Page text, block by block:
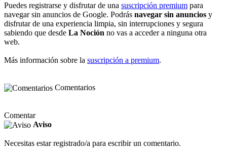
Puedes registrarse y disfrutar de una suscripción premium para
navegar sin anuncios de Google. Podrás navegar sin anuncios y
disfrutar de una experiencia limpia, sin interrupciones y segura
sabiendo que desde La Noción no vas a acceder a ninguna otra
web.
Más información sobre la suscripción a premium.
Comentarios
Comentar
Aviso
Necesitas estar registrado/a para escribir un comentario.